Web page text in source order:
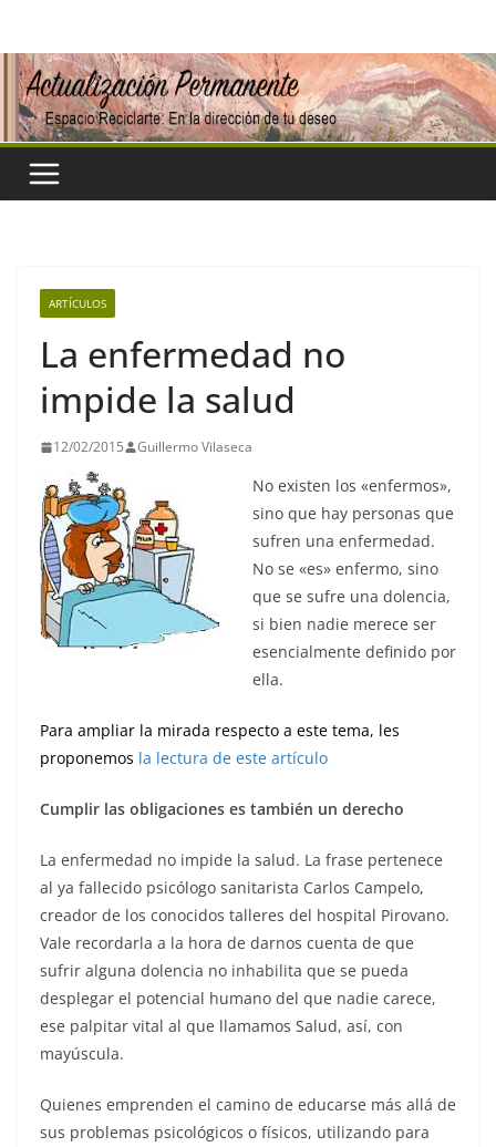
contenido
ARTÍCULOS
La enfermedad no
impide la salud
12/02/2015 Guillermo Vilaseca
No existen los «enfermos»,
sino que hay personas que
sufren una enfermedad.
No se «es» enfermo, sino
que se sufre una dolencia,
si bien nadie merece ser
esencialmente definido por
ella.
Para ampliar la mirada respecto a este tema, les
proponemos la lectura de este artículo
Cumplir las obligaciones es también un derecho
La enfermedad no impide la salud. La frase pertenece
al ya fallecido psicólogo sanitarista Carlos Campelo,
creador de los conocidos talleres del hospital Pirovano.
Vale recordarla a la hora de darnos cuenta de que
sufrir alguna dolencia no inhabilita que se pueda
desplegar el potencial humano del que nadie carece,
ese palpitar vital al que llamamos Salud, así, con
mayúscula.
Quienes emprenden el camino de educarse más allá de
sus problemas psicológicos o físicos, utilizando para